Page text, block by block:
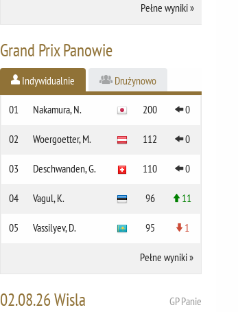
Pełne wyniki»
Grand Prix Panowie
Indywidualnie Drużynowo
01 Nakamura, N. 200 0
02 Woergoetter, M. 112 0
03 Deschwanden, G. 110 0
04 Vagul, K. 96 11
05 Vassilyev, D. 95 1
Pełne wyniki»
02.08.26 Wisla GP Panie